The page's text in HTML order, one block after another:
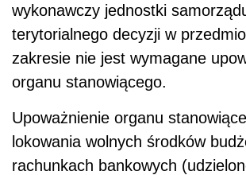
wykonawczy jednostki
terytorialnego decyzji w
zakresie nie jest wymagane
organu stanowiącego.
Upoważnienie organu
lokowania wolnych środków
rachunkach bankowych